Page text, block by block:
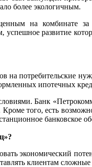
более экологичным.
на
развитие
на потребительские
ипотечных
Банк
того, есть
банковское
экономический
клиентам